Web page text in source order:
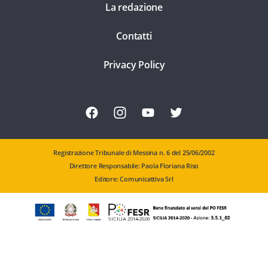
La redazione
Contatti
Privacy Policy
Registrazione Tribunale di Messina n. 6 del 25/06/2002
Direttore Responsabile: Paola Floriana Riso
Editore: Comunicattiva Srl